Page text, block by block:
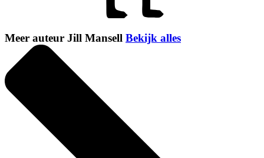
Meer auteur Jill Mansell Bekijk alles